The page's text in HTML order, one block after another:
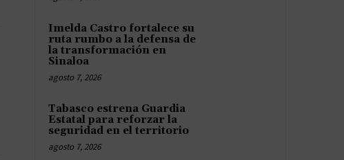
Imelda Castro fortalece su
ruta rumbo a la defensa de
la transformación en
Sinaloa
agosto 7, 2026
Tabasco estrena Guardia
Estatal para reforzar la
seguridad en el territorio
agosto 7, 2026